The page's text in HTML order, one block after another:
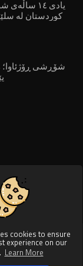
cookies to ensure
experience on our
Learn More
یادی ١٤
کوردستان لە
شۆڕشی ڕۆژئاوا؛
reserved.